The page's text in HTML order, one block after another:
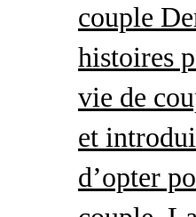
couple
histoires
vie de
et
d’opter